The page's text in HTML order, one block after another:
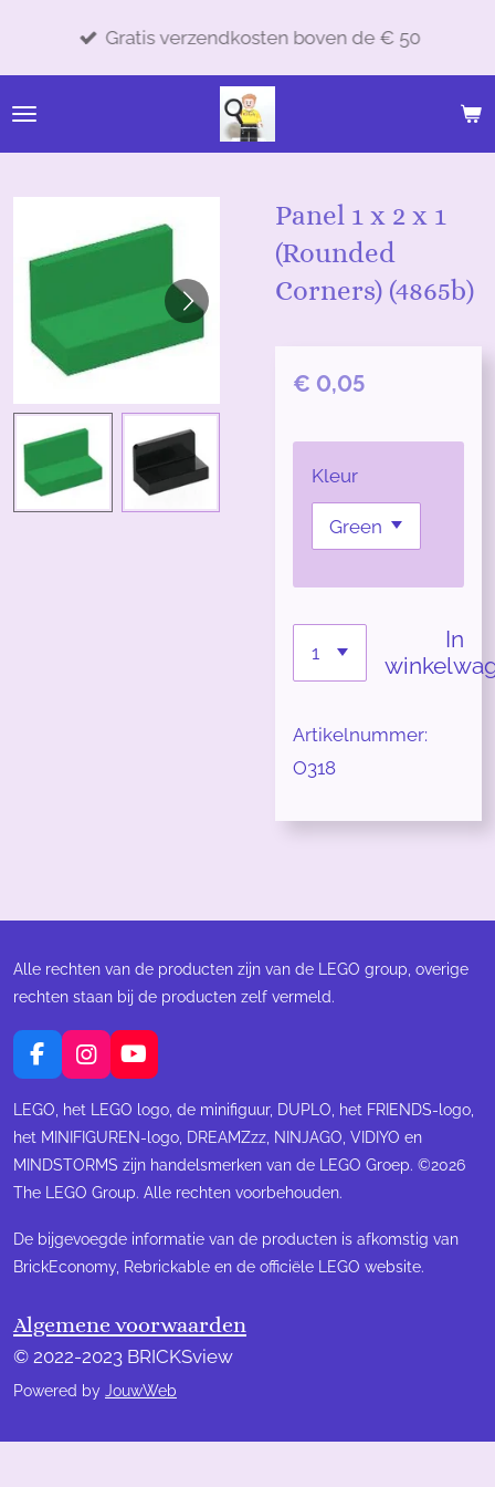
de
hoofdinhoud
Gratis verzendkosten boven de € 50
Panel 1 x 2 x 1
(Rounded
Corners) (4865b)
€ 0,05
Kleur
In
Artikelnummer:
O318
Alle rechten van de producten zijn van de LEGO group, overige
rechten staan bij de producten zelf vermeld.
F
a
c
e
o
o
I
n
s
t
g
r
m
Y
o
u
T
u
b
e
LEGO, het LEGO logo, de minifiguur, DUPLO, het FRIENDS-logo,
het MINIFIGUREN-logo, DREAMZzz, NINJAGO, VIDIYO en
MINDSTORMS zijn handelsmerken van de LEGO Groep. ©2026
The LEGO Group. Alle rechten voorbehouden.
De bijgevoegde informatie van de producten is afkomstig van
BrickEconomy, Rebrickable en de officiële LEGO website.
Algemene voorwaarden
© 2022-2023 BRICKSview
Powered by JouwWeb